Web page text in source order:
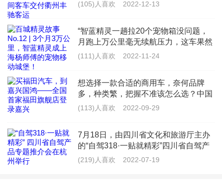
油耗降不降除了车辆状况外，还要分析驾驶习惯，路
况，驾驶环境综合因素考虑，但是总得来说，磨合期过
了确实有利于车辆降低油耗。
1、更换新的机油
磨合期中及过后的时段，通常意味着你已经更换或者更
换完了机油机滤，此时发动机经过新的机油润滑，密封
高，所以发动机这块热效率高自然也会节省燃油
2、轮胎磨合完毕
景区旅
(105)人喜欢 2022-12-13
“智蓝精灵一趟拉20个宠物箱没问题，
月跑上万公里毫无续航压力，这车果然
是&lsquo;能跑能装&rsquo;的VAN界天
(111)人喜欢 2022-11-24
想选择一款合适的商用车，奈何品牌
多，种类繁，把握不准该怎么选？中国
商用车领军品牌福田汽车给你最佳答
的用车
(113)人喜欢 2022-09-29
7月18日，由四川省文化和旅游厅主办
的“自驾318·一贴就精彩”四川省自驾产
品专题推介会在杭州举办。推介会上，
(219)人喜欢 2022-07-19